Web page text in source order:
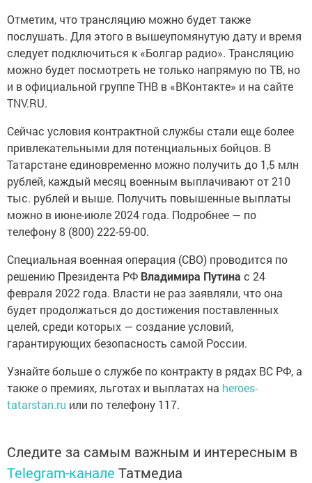
Отметим, что трансляцию можно будет также
послушать. Для этого в вышеупомянутую дату и время
следует подключиться к «Болгар радио». Трансляцию
можно будет посмотреть не только напрямую по ТВ, но
и в официальной группе ТНВ в «ВКонтакте» и на сайте
TNV.RU.
Сейчас условия контрактной службы стали еще более
привлекательными для потенциальных бойцов. В
Татарстане единовременно можно получить до 1,5 млн
рублей, каждый месяц военным выплачивают от 210
тыс. рублей и выше. Получить повышенные выплаты
можно в июне-июле 2024 года. Подробнее — по
телефону 8 (800) 222-59-00.
Специальная военная операция (СВО) проводится по
решению Президента РФ Владимира Путина с 24
февраля 2022 года. Власти не раз заявляли, что она
будет продолжаться до достижения поставленных
целей, среди которых — создание условий,
гарантирующих безопасность самой России.
Узнайте больше о службе по контракту в рядах ВС РФ, а
также о премиях, льготах и выплатах на heroes-
tatarstan.ru или по телефону 117.
Следите за самым важным и интересным в
Telegram-канале Татмедиа